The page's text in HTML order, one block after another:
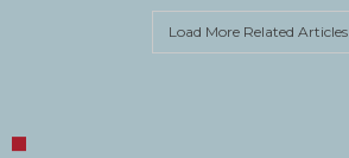
Load More Related Articles